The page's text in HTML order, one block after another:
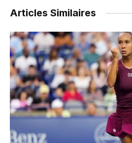
Articles Similaires